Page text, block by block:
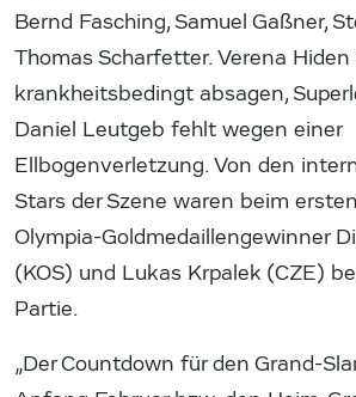
Bernd Fasching, Samuel Gaßner,
Thomas Scharfetter. Verena
krankheitsbedingt absagen,
Daniel Leutgeb fehlt wegen einer
Ellbogenverletzung. Von den
Stars der Szene waren beim
Olympia-Goldmedaillengewinner
(KOS) und Lukas Krpalek (CZE)
Partie.
„Der Countdown für den Grand-